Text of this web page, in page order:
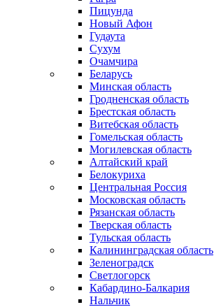
Пицунда
Новый Афон
Гудаута
Сухум
Очамчира
Беларусь
Минская область
Гродненская область
Брестская область
Витебская область
Гомельская область
Могилевская область
Алтайский край
Белокуриха
Центральная Россия
Московская область
Рязанская область
Тверская область
Тульская область
Калининградская область
Зеленоградск
Светлогорск
Кабардино-Балкария
Нальчик